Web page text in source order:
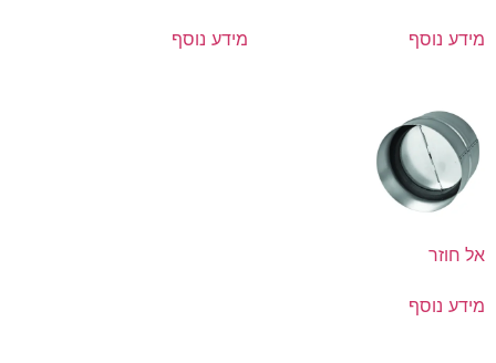
מידע נוסף מידע נוסף
אל חוזר
מידע נוסף